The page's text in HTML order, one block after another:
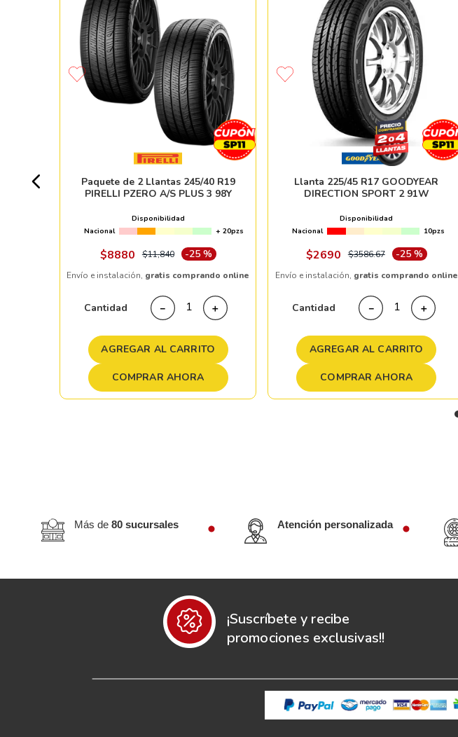
Paquete de 2 Llantas 245/40 R19
PIRELLI PZERO A/S PLUS 3 98Y
Disponibilidad
Nacional
+ 20pzs
$8880 $11,840 -25 %
Envío e instalación, gratis comprando online
Cantidad ＋
－
AGREGAR AL CARRITO
COMPRAR AHORA
Llanta 225/45 R17 GOODYEAR
DIRECTION SPORT 2 91W
Disponibilidad
Nacional
10pzs
$2690 $3586.67 -25 %
Envío e instalación, gratis comprando online
Cantidad ＋
－
AGREGAR AL CARRITO
COMPRAR AHORA
Más de 80 sucursales Atención personalizada
¡Suscríbete y recibe
promociones exclusivas!!